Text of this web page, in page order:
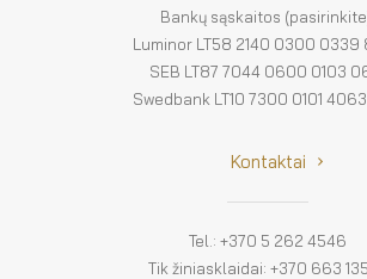
Bankų sąskaitos
Luminor LT58 2140 0300 0339
SEB LT87 7044 0600 0103
Swedbank LT10 7300 0101
Kontaktai
Tel.: +370 5 262 4546
Tik žiniasklaidai: +370 663